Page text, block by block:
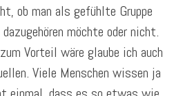
ob man als gefühlte Gruppe
möchte oder nicht.
Vorteil wäre glaube ich auch
Viele Menschen wissen ja